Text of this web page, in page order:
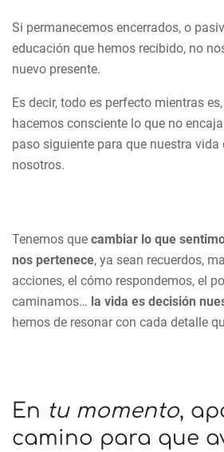
Si permanecemos encerrados, o
educación que hemos recibido, no
nuevo presente.
Es decir, todo es perfecto mientras
hacemos consciente lo que no
paso siguiente para que nuestra vida
nosotros.
Tenemos que cambiar lo que
nos pertenece, ya sean recuerdos,
acciones, el cómo respondemos, el
caminamos… la vida es decisión
hemos de resonar con cada detalle
En tu momento,
camino para que